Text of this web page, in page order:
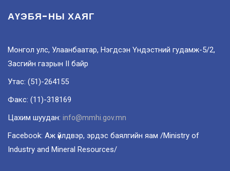
АҮЭБЯ-НЫ ХАЯГ
Монгол улс, Улаанбаатар, Нэгдсэн Үндэстний гудамж-5/2,
Засгийн газрын II байр
Утас: (51)-264155
Факс: (11)-318169
Цахим шуудан: info@mmhi.gov.mn
Facebook: Аж үйлдвэр, эрдэс баялгийн яам /Ministry of
Industry and Mineral Resources/